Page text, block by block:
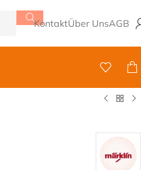
KontaktÜber UnsAGB